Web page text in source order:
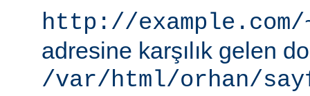
http://example.com/
adresine karşılık gelen
/var/html/orhan/